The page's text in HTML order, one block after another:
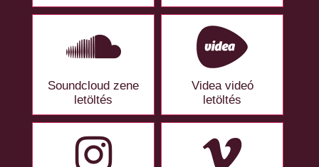
Soundcloud zene
letöltés
Videa videó
letöltés